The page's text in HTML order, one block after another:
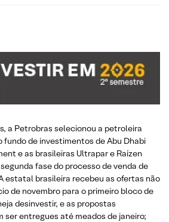
a Petrobras selecionou a petroleira
fundo de investimentos de Abu Dhabi
e as brasileiras Ultrapar e Raízen
fase do processo de venda de
estatal brasileira recebeu as ofertas não
de novembro para o primeiro bloco de
desinvestir, e as propostas
ser entregues até meados de janeiro;